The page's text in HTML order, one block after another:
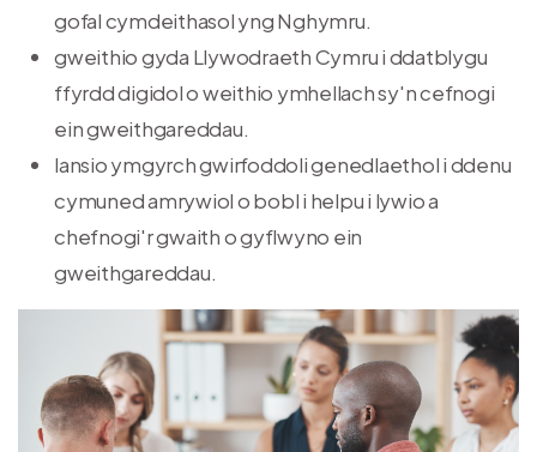
gofal cymdeithasol yng Nghymru.
gweithio gyda Llywodraeth Cymru i ddatblygu
ffyrdd digidol o weithio ymhellach sy'n cefnogi
ein gweithgareddau.
lansio ymgyrch gwirfoddoli genedlaethol i ddenu
cymuned amrywiol o bobl i helpu i lywio a
chefnogi'r gwaith o gyflwyno ein
gweithgareddau.